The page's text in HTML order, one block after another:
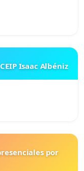
Isaac Albéniz
por